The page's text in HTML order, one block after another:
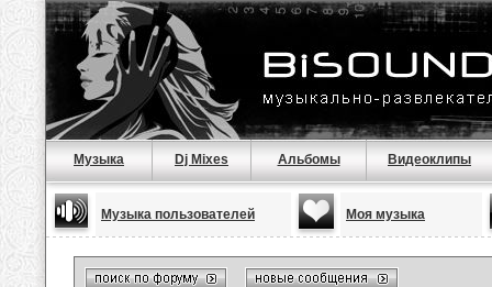
Музыка Dj Mixes Альбомы Видеоклипы
Музыка пользователей Моя музыка